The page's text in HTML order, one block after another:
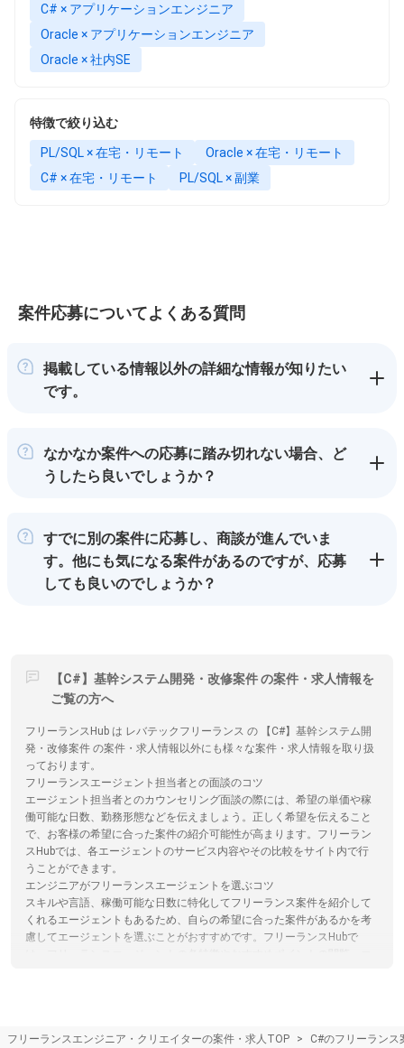
C# × アプリケーションエンジニア
Oracle × アプリケーションエンジニア
Oracle × 社内SE
特徴で絞り込む
PL/SQL × 在宅・リモート
Oracle × 在宅・リモート
C# × 在宅・リモート
PL/SQL × 副業
案件応募についてよくある質問
掲載している情報以外の詳細な情報が知りたい
です。
なかなか案件への応募に踏み切れない場合、ど
うしたら良いでしょうか？
すでに別の案件に応募し、商談が進んでいま
す。他にも気になる案件があるのですが、応募
しても良いのでしょうか？
【C#】基幹システム開発・改修案件 の案件・求人情報を
ご覧の方へ
フリーランスHub は レバテックフリーランス の 【C#】基幹システム開
発・改修案件 の案件・求人情報以外にも様々な案件・求人情報を取り扱
っております。
フリーランスエージェント担当者との面談のコツ
エージェント担当者とのカウンセリング面談の際には、希望の単価や稼
働可能な日数、勤務形態などを伝えましょう。正しく希望を伝えること
で、お客様の希望に合った案件の紹介可能性が高まります。フリーラン
スHubでは、各エージェントのサービス内容やその比較をサイト内で行
うことができます。
エンジニアがフリーランスエージェントを選ぶコツ
スキルや言語、稼働可能な日数に特化してフリーランス案件を紹介して
くれるエージェントもあるため、自らの希望に合った案件があるかを考
慮してエージェントを選ぶことがおすすめです。フリーランスHubで
サービスのことです。個人で案件を請ける場合に必要となる契約処理な
フリーランスエンジニア・クリエイターの案件・求人TOP C#のフリーランス